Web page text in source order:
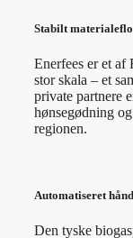
Stabilt
Enerfees er et af
stor skala – et
private partnere
hønsegødning
regionen.
Automatiseret
Den tyske